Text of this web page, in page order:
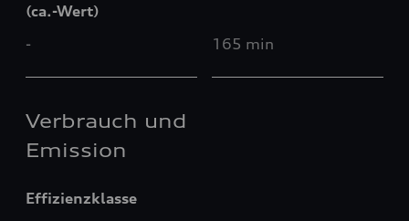
(ca.-Wert)
-
165 min
Verbrauch und
Emission
Effizienzklasse